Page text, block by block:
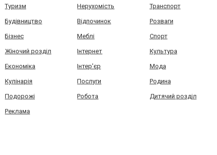
Туризм Нерухомість Транспорт
Будівництво Відпочинок Розваги
Бізнес Меблі Спорт
Жіночий розділ Інтернет Культура
Економіка Інтер'єр Мода
Кулінарія Послуги Родина
Подорожі Робота Дитячий розділ
Реклама